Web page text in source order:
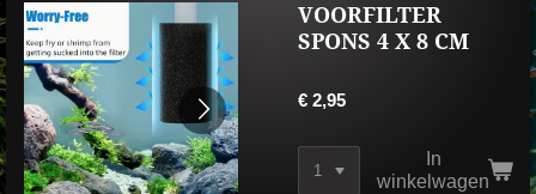
VOORFILTER
SPONS 4 X 8 CM
€ 2,95
In
winkelwagen